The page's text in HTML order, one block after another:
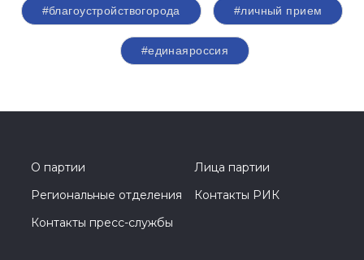
#благоустройствогорода #личный прием
#единаяроссия
О партии
Лица партии
Региональные отделения
Контакты РИК
Контакты пресс-службы